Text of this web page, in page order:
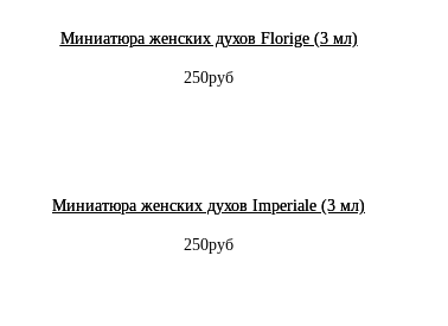
Миниатюра женских духов Florige (3 мл)
250руб
Миниатюра женских духов Imperiale (3 мл)
250руб